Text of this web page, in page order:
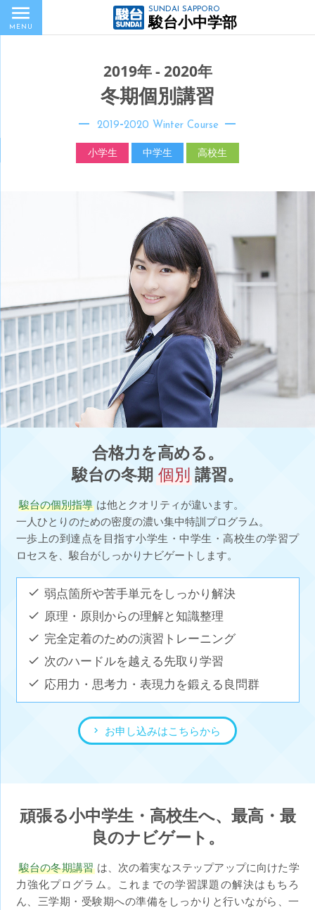
2019年 - 2020年
冬期個別講習
2019-2020 Winter Course
小学生 中学生 高校生
合格力を高める。
駿台の冬期 個別 講習。
駿台の個別指導 は他とクオリティが違います。
一人ひとりのための密度の濃い集中特訓プログラム。
一歩上の到達点を目指す小学生・中学生・高校生の学習プ
ロセスを、駿台がしっかりナビゲートします。
弱点箇所や苦手単元をしっかり解決
原理・原則からの理解と知識整理
完全定着のための演習トレーニング
次のハードルを越える先取り学習
応用力・思考力・表現力を鍛える良問群
お申し込みはこちらから
頑張る小中学生・高校生へ、最高・最
良のナビゲート。
駿台の冬期講習 は、次の着実なステップアップに向けた学
力強化プログラム。これまでの学習課題の解決はもちろ
ん、三学期・受験期への準備をしっかりと行いながら、一
SUNDAI SAPPORO
駿台小中学部
MENU